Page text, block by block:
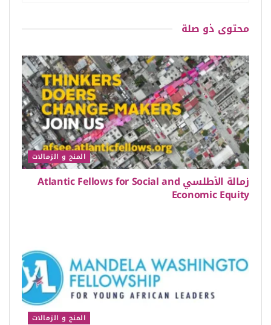
محتوى ذو صلة
المنح و الزمالات
زمالة الأطلسي Atlantic Fellows for Social and
Economic Equity
المنح و الزمالات